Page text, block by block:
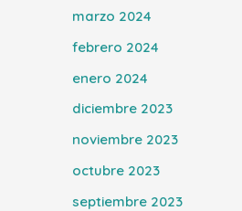
marzo 2024
febrero 2024
enero 2024
diciembre 2023
noviembre 2023
octubre 2023
septiembre 2023